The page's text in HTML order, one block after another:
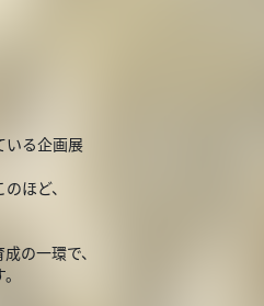
いる企画展
ほど、
の一環で、